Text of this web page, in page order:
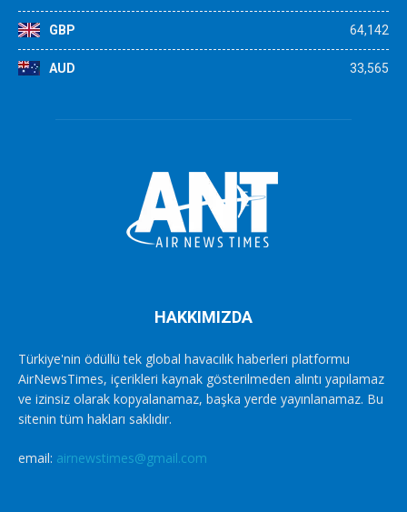
GBP 64,142
AUD 33,565
HAKKIMIZDA
Türkiye'nin ödüllü tek global havacılık haberleri platformu
AirNewsTimes, içerikleri kaynak gösterilmeden alıntı yapılamaz
ve izinsiz olarak kopyalanamaz, başka yerde yayınlanamaz. Bu
sitenin tüm hakları saklıdır.
email: airnewstimes@gmail.com